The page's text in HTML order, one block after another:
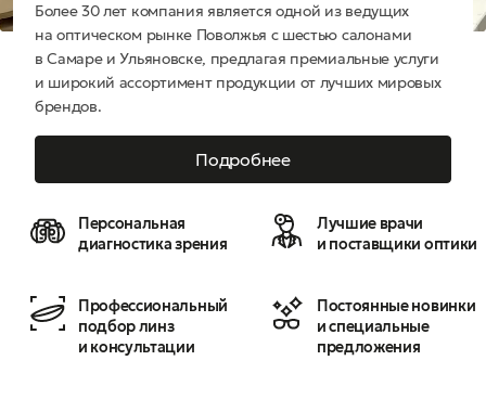
Более 30 лет компания является одной из ведущих
на оптическом рынке Поволжья с шестью салонами
в Самаре и Ульяновске, предлагая премиальные услуги
и широкий ассортимент продукции от лучших мировых
брендов.
Подробнее
Персональная
диагностика зрения
Профессиональный
подбор линз
и консультации
Лучшие врачи
и поставщики оптики
Постоянные новинки
и специальные
предложения